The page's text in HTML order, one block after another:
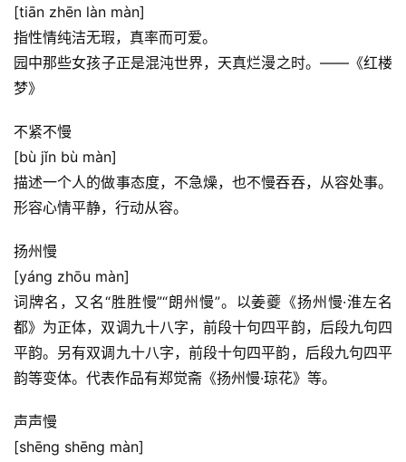
[tiān zhēn làn màn]
指性情纯洁无瑕，真率而可爱。
园中那些女孩子正是混沌世界，天真烂漫之时。——《红楼
梦》
不紧不慢
[bù jǐn bù màn]
描述一个人的做事态度，不急燥，也不慢吞吞，从容处事。
形容心情平静，行动从容。
扬州慢
[yáng zhōu màn]
词牌名，又名“胜胜慢”“朗州慢”。以姜夔《扬州慢·淮左名
都》为正体，双调九十八字，前段十句四平韵，后段九句四
平韵。另有双调九十八字，前段十句四平韵，后段九句四平
韵等变体。代表作品有郑觉斋《扬州慢·琼花》等。
声声慢
[shēng shēng màn]